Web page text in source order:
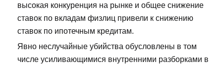
высокая конкуренция на рынке и общее снижение
ставок по вкладам физлиц привели к снижению
ставок по ипотечным кредитам.
Явно неслучайные убийства обусловлены в том
числе усиливающимися внутренними разборками в